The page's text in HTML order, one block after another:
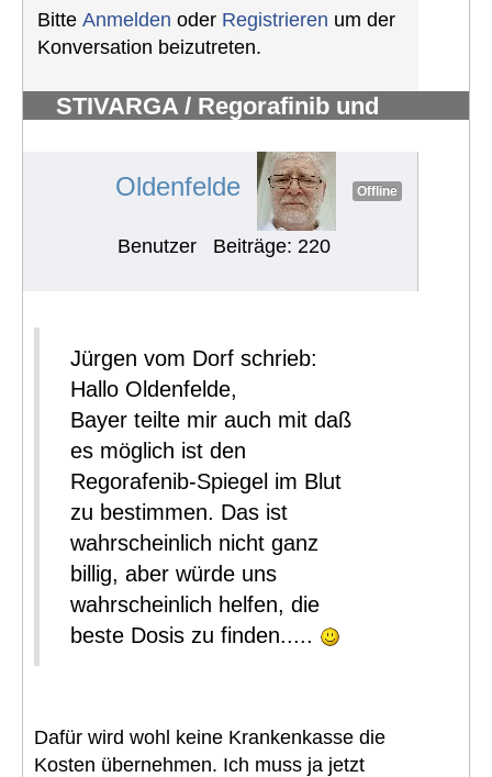
Bitte Anmelden oder Registrieren um der
Konversation beizutreten.
STIVARGA / Regorafinib und
Oldenfelde Offline
Benutzer Beiträge: 220
Jürgen vom Dorf schrieb:
Hallo Oldenfelde,
Bayer teilte mir auch mit daß
es möglich ist den
Regorafenib-Spiegel im Blut
zu bestimmen. Das ist
wahrscheinlich nicht ganz
billig, aber würde uns
wahrscheinlich helfen, die
beste Dosis zu finden.....
Dafür wird wohl keine Krankenkasse die
Kosten übernehmen. Ich muss ja jetzt